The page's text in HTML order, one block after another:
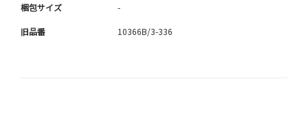
梱包サイズ -
旧品番 10366B/3-336